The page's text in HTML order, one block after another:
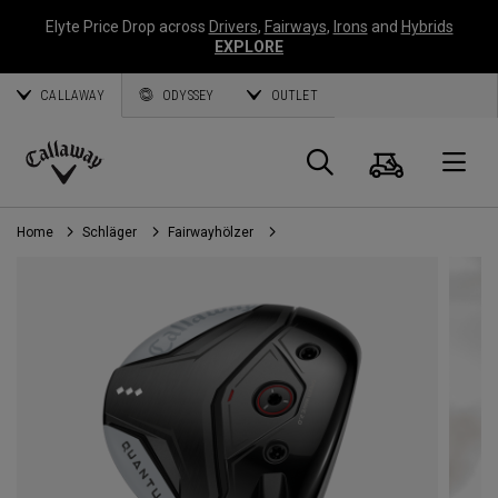
Elyte Price Drop across Drivers, Fairways, Irons and Hybrids
EXPLORE
CALLAWAY ODYSSEY OUTLET
Callaway
Golf
Suche
Home Schläger Fairwayhölzer